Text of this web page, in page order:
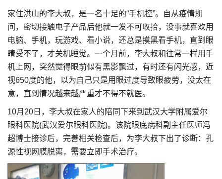
家住洪山的李大叔，是一名十足的“手机控”。自从疫情期
间，密切接触电子产品后他就一发不可收拾，没事就喜欢用
电脑、手机，玩游戏、看小说，还总是摸黑看手机，直到眼
睛受不了，才关机睡觉。一个月前，李大叔和往常一样用手
机上网，突然觉得眼前似有黑影飘过，有时还有闪光感，近
视650度的他，以为自己只是用眼过度导致眼疲劳，没太在
意，直到情况越来越严重才不得不就医。
10月20日，李大叔在家人的陪同下来到武汉大学附属爱尔
眼科医院(武汉爱尔眼科医院)。该院眼底病科副主任医师冯
超博士接诊后，完善相关检查后，为李大叔下出了诊断：孔
源性视网膜脱离，需要立即手术治疗。